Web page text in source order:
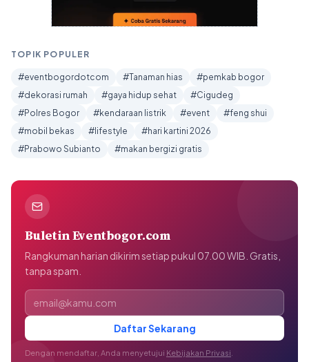
TOPIK POPULER
#eventbogordotcom #Tanaman hias
#pemkab bogor
#dekorasi rumah
#gaya hidup sehat
#Cigudeg
#Polres Bogor
#kendaraan listrik #event
#feng shui
#mobil bekas
#lifestyle
#hari kartini 2026
#Prabowo Subianto
#makan bergizi gratis
Buletin Eventbogor.com
Rangkuman harian dikirim setiap pukul 07.00 WIB. Gratis,
tanpa spam.
Alamat email
Daftar Sekarang
Dengan mendaftar, Anda menyetujui Kebijakan Privasi